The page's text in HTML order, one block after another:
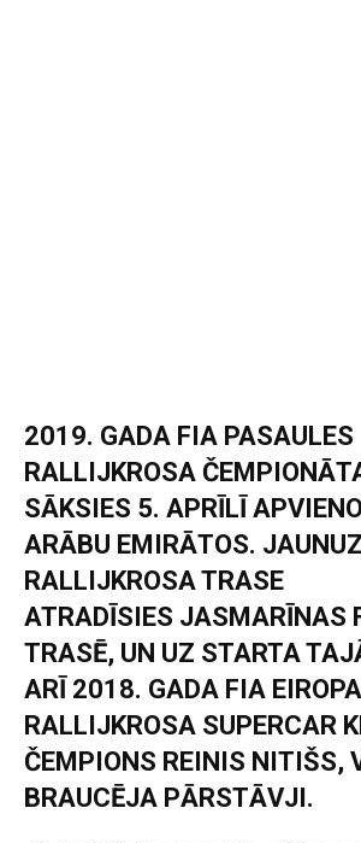
2019. GADA FIA PASAULES
RALLIJKROSA
SĀKSIES 5. APRĪLĪ
ARĀBU EMIRĀTOS.
RALLIJKROSA TRASE
ATRADĪSIES JASMARĪNAS
TRASĒ, UN UZ STARTA
ARĪ 2018. GADA FIA
RALLIJKROSA SUPERCAR
ČEMPIONS REINIS NITIŠS,
BRAUCĒJA PĀRSTĀVJI.